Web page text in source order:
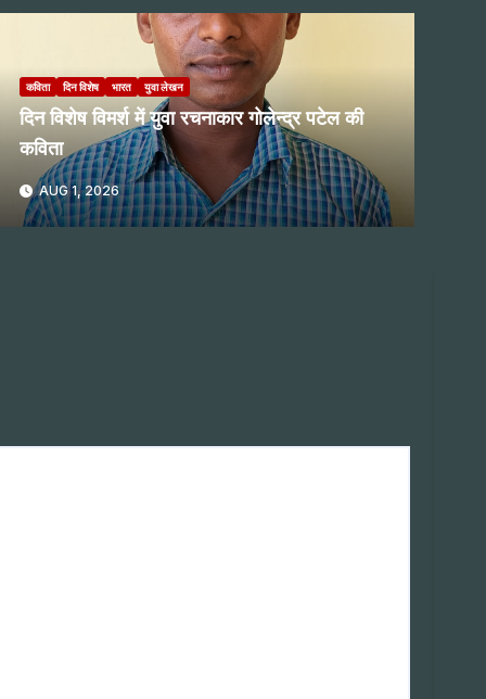
कविता दिन विशेष भारत युवा लेखन
दिन विशेष विमर्श में युवा रचनाकार गोलेन्द्र पटेल की
कविता
AUG 1, 2026